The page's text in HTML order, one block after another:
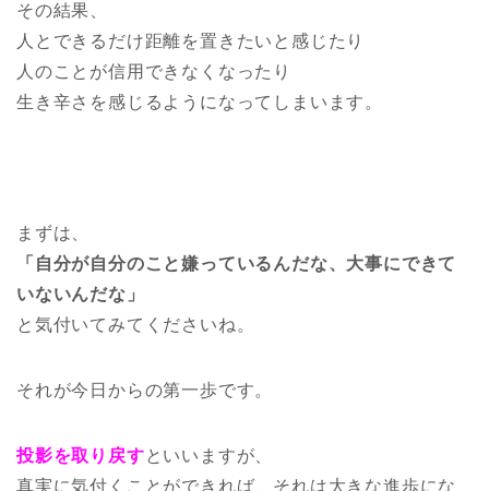
その結果、
人とできるだけ距離を置きたいと感じたり
人のことが信用できなくなったり
生き辛さを感じるようになってしまいます。
まずは、
「自分が自分のこと嫌っているんだな、大事にできて
いないんだな」
と気付いてみてくださいね。
それが今日からの第一歩です。
投影を取り戻すといいますが、
真実に気付くことができれば、それは大きな進歩にな